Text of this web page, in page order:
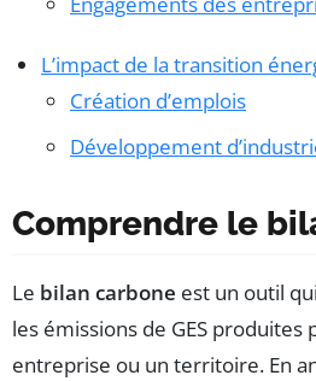
L’impact de la transition
Création d’emplois
Développement
Comprendre le
Le bilan carbone est un outil
les émissions de GES produites
entreprise ou un territoire. En